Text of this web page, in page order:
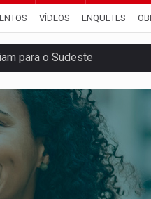
VÍDEOS ENQUETES
para o Sudeste
crime de tortur@
capital
esportiva